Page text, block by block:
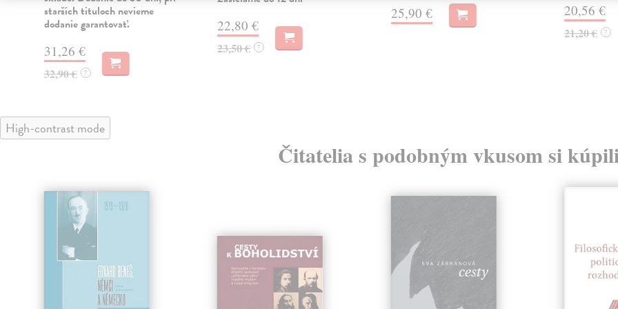
starších tituloch nevieme
dodanie garantovať.
31,26 €
32,90 € ?
22,80 €
23,50 € ?
25,90 € 20,56 €
21,20 € ?
High-contrast mode
Čitatelia s podobným vkusom si